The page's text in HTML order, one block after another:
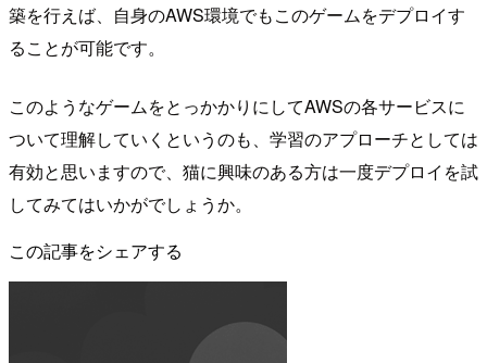
築を行えば、自身のAWS環境でもこのゲームをデプロイす
ることが可能です。
このようなゲームをとっかかりにしてAWSの各サービスに
ついて理解していくというのも、学習のアプローチとしては
有効と思いますので、猫に興味のある方は一度デプロイを試
してみてはいかがでしょうか。
この記事をシェアする